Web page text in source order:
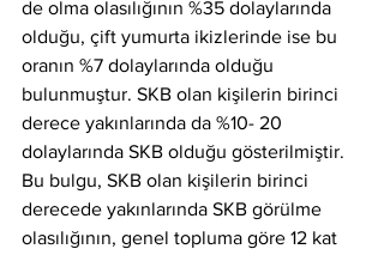
de olma olasılığının %35 dolaylarında
olduğu, çift yumurta ikizlerinde ise bu
oranın %7 dolaylarında olduğu
bulunmuştur. SKB olan kişilerin birinci
derece yakınlarında da %10- 20
dolaylarında SKB olduğu gösterilmiştir.
Bu bulgu, SKB olan kişilerin birinci
derecede yakınlarında SKB görülme
olasılığının, genel topluma göre 12 kat